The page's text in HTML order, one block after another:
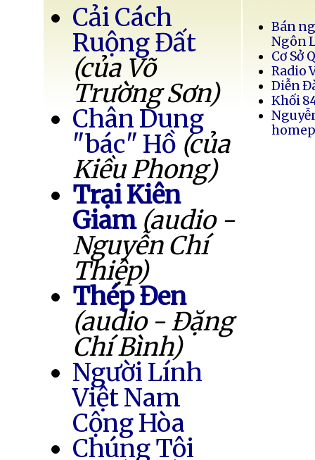
Cải Cách
Ruộng Đất
(của Võ
Trường Sơn)
Chân Dung
"bác" Hồ (của
Kiều Phong)
Trại Kiên
Giam (audio -
Nguyễn Chí
Thiệp)
Thép Đen
(audio - Đặng
Chí Bình)
Người Lính
Việt Nam
Cộng Hòa
Chúng Tôi
Bán
Ngôn
Cơ Sở
Radio
Diễn
Khối